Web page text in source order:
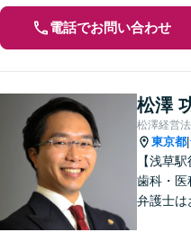
電話でお問い合わせ
松澤
松澤経営
東京都
【浅草
歯科・医
弁護士は